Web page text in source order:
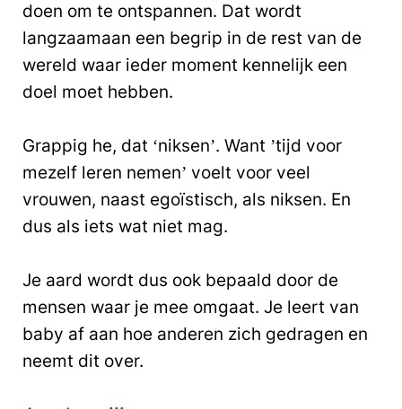
doen om te ontspannen. Dat wordt
langzaamaan een begrip in de rest van de
wereld waar ieder moment kennelijk een
doel moet hebben.
Grappig he, dat ‘niksen’. Want ’tijd voor
mezelf leren nemen’ voelt voor veel
vrouwen, naast egoïstisch, als niksen. En
dus als iets wat niet mag.
Je aard wordt dus ook bepaald door de
mensen waar je mee omgaat. Je leert van
baby af aan hoe anderen zich gedragen en
neemt dit over.